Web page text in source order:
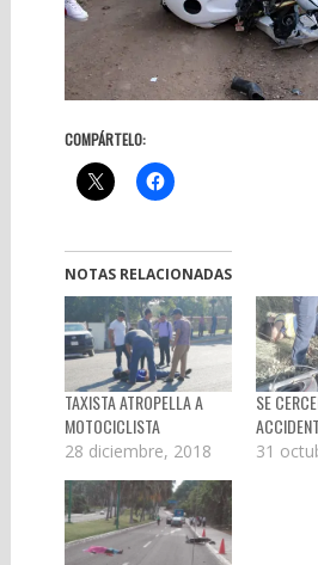
COMPÁRTELO:
NOTAS RELACIONADAS
TAXISTA ATROPELLA A
MOTOCICLISTA
28 diciembre, 2018
SE
31